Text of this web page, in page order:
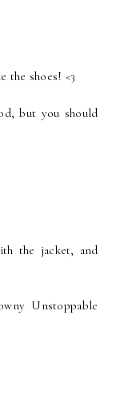
shoes! <3
but you should
the jacket, and
Unstoppable